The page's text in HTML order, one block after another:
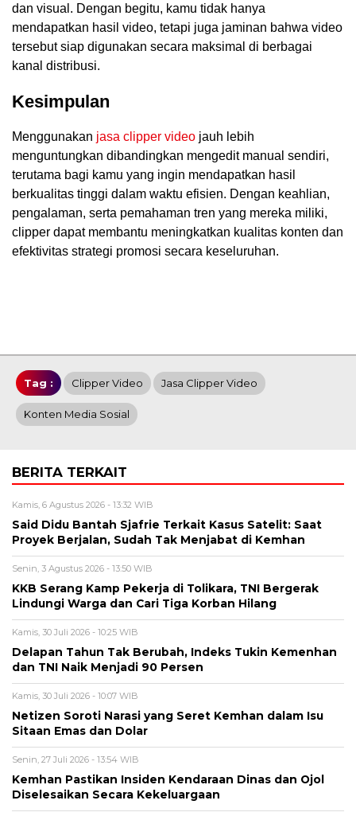
dan visual. Dengan begitu, kamu tidak hanya
mendapatkan hasil video, tetapi juga jaminan bahwa video
tersebut siap digunakan secara maksimal di berbagai
kanal distribusi.
Kesimpulan
Menggunakan jasa clipper video jauh lebih
menguntungkan dibandingkan mengedit manual sendiri,
terutama bagi kamu yang ingin mendapatkan hasil
berkualitas tinggi dalam waktu efisien. Dengan keahlian,
pengalaman, serta pemahaman tren yang mereka miliki,
clipper dapat membantu meningkatkan kualitas konten dan
efektivitas strategi promosi secara keseluruhan.
Tag : Clipper Video Jasa Clipper Video
Konten Media Sosial
BERITA TERKAIT
Kamis, 6 Agustus 2026 - 13:32 WIB
Said Didu Bantah Sjafrie Terkait Kasus Satelit: Saat
Proyek Berjalan, Sudah Tak Menjabat di Kemhan
Senin, 3 Agustus 2026 - 13:50 WIB
KKB Serang Kamp Pekerja di Tolikara, TNI Bergerak
Lindungi Warga dan Cari Tiga Korban Hilang
Kamis, 30 Juli 2026 - 10:25 WIB
Delapan Tahun Tak Berubah, Indeks Tukin Kemenhan
dan TNI Naik Menjadi 90 Persen
Kamis, 30 Juli 2026 - 10:07 WIB
Netizen Soroti Narasi yang Seret Kemhan dalam Isu
Sitaan Emas dan Dolar
Senin, 27 Juli 2026 - 13:54 WIB
Kemhan Pastikan Insiden Kendaraan Dinas dan Ojol
Diselesaikan Secara Kekeluargaan